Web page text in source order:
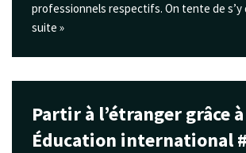
professionnels respectifs. On tente de
suite »
Partir à l’étranger grâce
Éducation international